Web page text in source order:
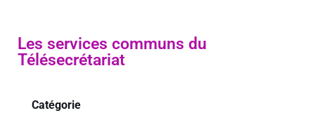
Les services communs du
Télésecrétariat
Catégorie